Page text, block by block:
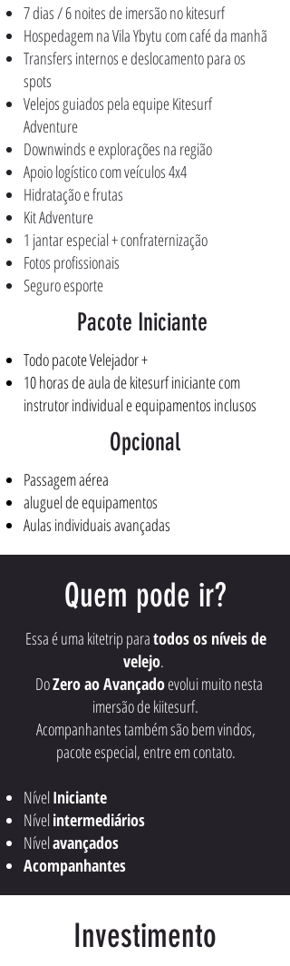
7 dias / 6 noites de imersão no kitesurf
Hospedagem na Vila Ybytu com café da manhã
Transfers internos e deslocamento para os
spots
Velejos guiados pela equipe Kitesurf
Adventure
Downwinds e explorações na região
Apoio logístico com veículos 4x4
Hidratação e frutas
Kit Adventure
1 jantar especial + confraternização
Fotos profissionais
Seguro esporte
Pacote Iniciante
Todo pacote Velejador +
10 horas de aula de kitesurf iniciante com
instrutor individual e equipamentos inclusos
Opcional
Passagem aérea
aluguel de equipamentos
Aulas individuais avançadas
Quem pode ir?
Essa é uma kitetrip paratodos os níveis de
velejo.
DoZero ao Avançadoevolui muito nesta
imersão de kiitesurf.
Acompanhantes também são bem vindos,
pacote especial, entre em contato.
NívelIniciante
Nívelintermediários
Nívelavançados
Acompanhantes
Investimento